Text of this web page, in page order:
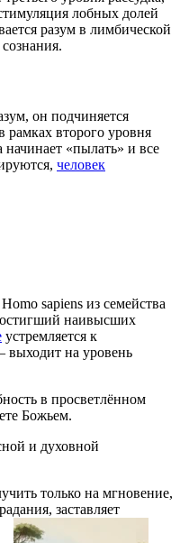
лобных долей
разум в лимбической
он подчиняется
второго уровня
«пылать» и все
человек
sapiens из семейства
наивысших
устремляется к
на уровень
в просветлённом
Божьем.
и духовной
только на мгновение,
заставляет